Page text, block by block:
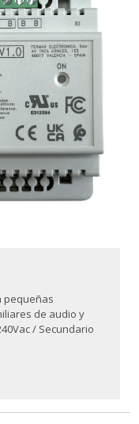
pequeñas
de audio y
/ Secundario